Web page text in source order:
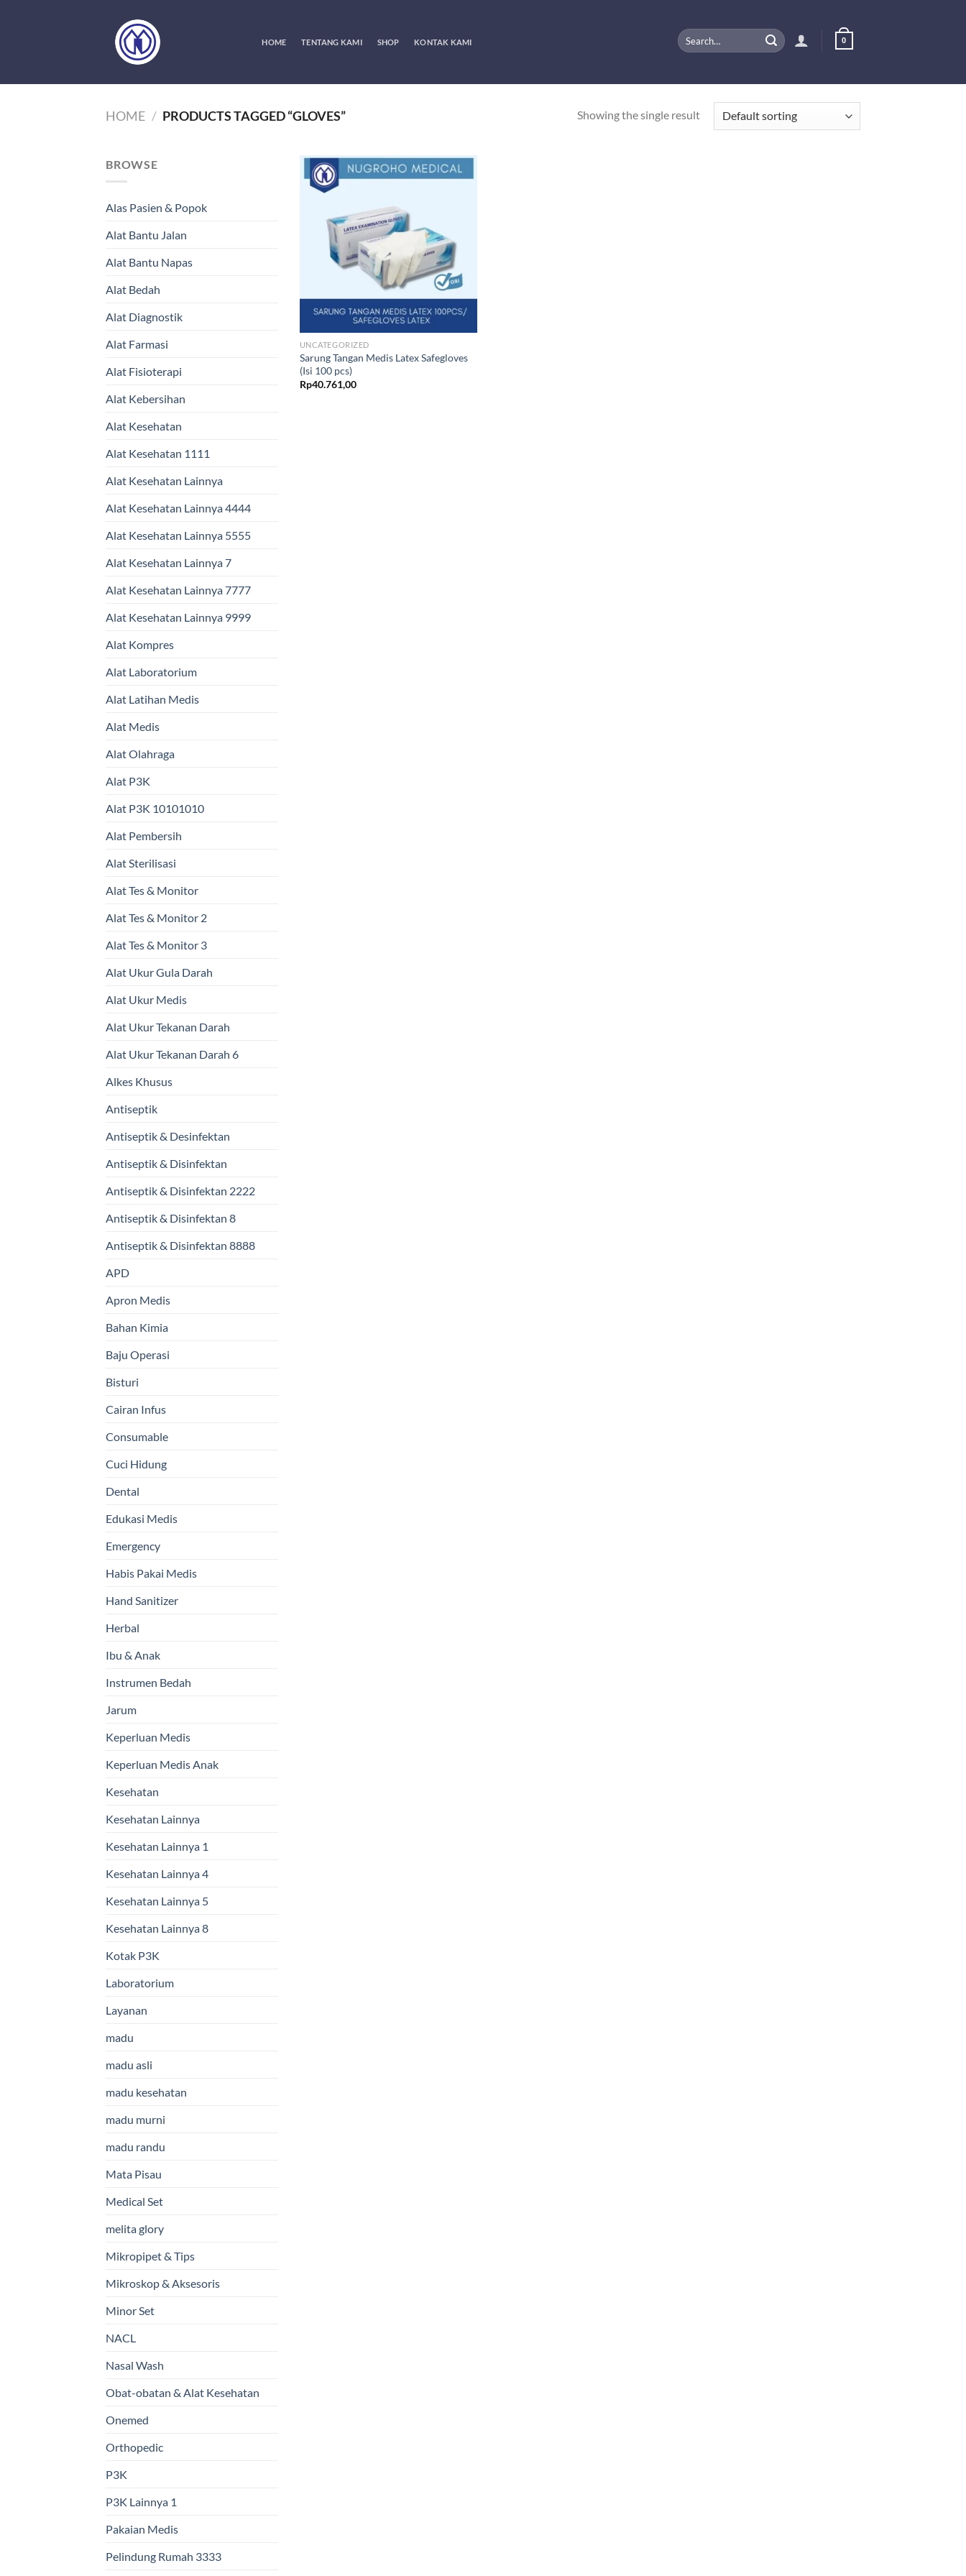
HOME TENTANG KAMI SHOP KONTAK KAMI
Search
for:
0
HOME / PRODUCTS TAGGED “GLOVES” Showing the single result
BROWSE
Alas Pasien & Popok
Alat Bantu Jalan
Alat Bantu Napas
Alat Bedah
Alat Diagnostik
Alat Farmasi
Alat Fisioterapi
Alat Kebersihan
Alat Kesehatan
Alat Kesehatan 1111
Alat Kesehatan Lainnya
Alat Kesehatan Lainnya 4444
Alat Kesehatan Lainnya 5555
Alat Kesehatan Lainnya 7
Alat Kesehatan Lainnya 7777
Alat Kesehatan Lainnya 9999
Alat Kompres
Alat Laboratorium
Alat Latihan Medis
Alat Medis
Alat Olahraga
Alat P3K
Alat P3K 10101010
Alat Pembersih
Alat Sterilisasi
Alat Tes & Monitor
Alat Tes & Monitor 2
Alat Tes & Monitor 3
Alat Ukur Gula Darah
Alat Ukur Medis
Alat Ukur Tekanan Darah
Alat Ukur Tekanan Darah 6
Alkes Khusus
Antiseptik
Antiseptik & Desinfektan
Antiseptik & Disinfektan
Antiseptik & Disinfektan 2222
Antiseptik & Disinfektan 8
Antiseptik & Disinfektan 8888
APD
Apron Medis
Bahan Kimia
Baju Operasi
Bisturi
Cairan Infus
Consumable
Cuci Hidung
Dental
Edukasi Medis
Emergency
Habis Pakai Medis
Hand Sanitizer
Herbal
Ibu & Anak
Instrumen Bedah
Jarum
Keperluan Medis
Keperluan Medis Anak
Kesehatan
Kesehatan Lainnya
Kesehatan Lainnya 1
Kesehatan Lainnya 4
Kesehatan Lainnya 5
Kesehatan Lainnya 8
Kotak P3K
Laboratorium
Layanan
madu
madu asli
madu kesehatan
madu murni
madu randu
Mata Pisau
Medical Set
melita glory
Mikropipet & Tips
Mikroskop & Aksesoris
Minor Set
NACL
Nasal Wash
Obat-obatan & Alat Kesehatan
Onemed
Orthopedic
P3K
P3K Lainnya 1
Pakaian Medis
Pelindung Rumah 3333
UNCATEGORIZED
Sarung Tangan Medis Latex Safegloves
(Isi 100 pcs)
Rp40.761,00